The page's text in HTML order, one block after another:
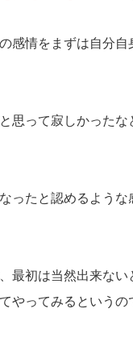
感情をまずは自分自
思って寂しかったな
ったと認めるような
最初は当然出来ない
やってみるというの